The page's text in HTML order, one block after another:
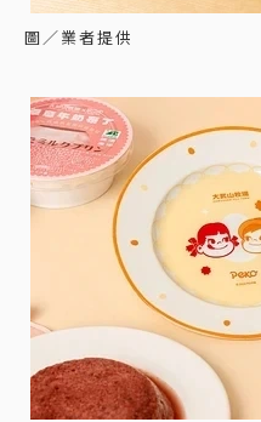
圖／業者提供